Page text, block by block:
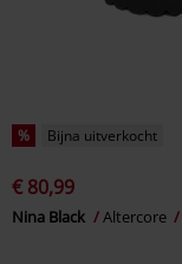
% Bijna uitverkocht
€ 80,99
Nina Black Altercore